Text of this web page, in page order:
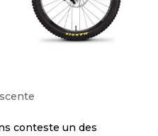
conteste un des